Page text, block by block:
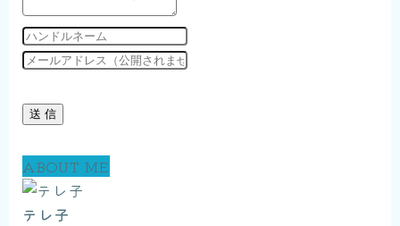
ABOUT ME
テレ子